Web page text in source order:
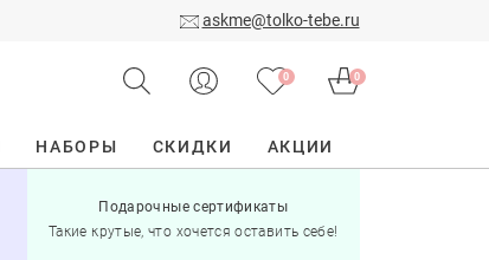
askme@tolko-tebe.ru
0 0
НАБОРЫ СКИДКИ АКЦИИ
Подарочные сертификаты
Такие крутые, что хочется оставить себе!